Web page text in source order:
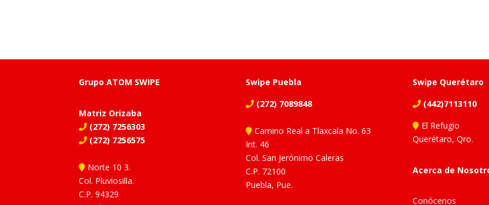
Grupo ATOM SWIPE
Matriz Orizaba
(272) 7256303
(272) 7256575
Norte 10 3.
Col. Pluviosilla.
C.P. 94329
Swipe Puebla
(272) 7089848
Camino Real a Tlaxcala No. 63
Int. 46
Col. San Jerónimo Caleras
C.P. 72100
Puebla, Pue.
Swipe Querétaro
(442)7113110
El Refugio
Querétaro, Qro.
Acerca de
Conócenos